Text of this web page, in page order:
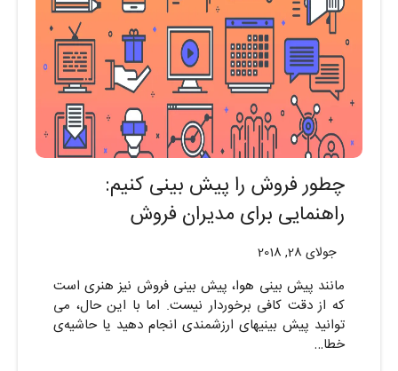
چطور فروش را پیش بینی کنیم:
راهنمایی برای مدیران فروش
جولای 28, 2018
مانند پیش بینی هوا، پیش بینی فروش نیز هنری است
که از دقت کافی برخوردار نیست. اما با این حال، می
توانید پیش بینیهای ارزشمندی انجام دهید یا حاشیه‌ی
خطا…